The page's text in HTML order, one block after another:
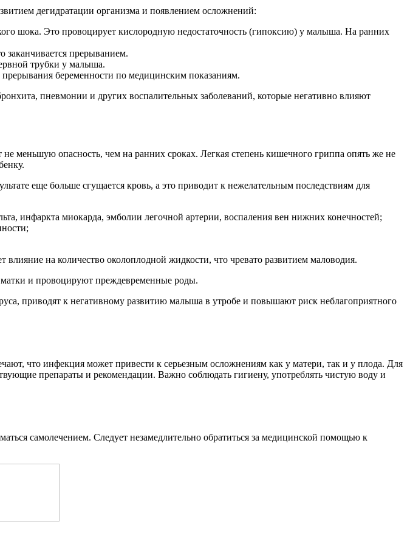
дегидратации организма и появлением осложнений:
шока. Это провоцирует кислородную недостаточность (гипоксию) у малыша. На ранних
заканчивается прерыванием.
трубки у малыша.
беременности по медицинским показаниям.
пневмонии и других воспалительных заболеваний, которые негативно влияют
меньшую опасность, чем на ранних сроках. Легкая степень кишечного гриппа опять же не
еще больше сгущается кровь, а это приводит к нежелательным последствиям для
инфаркта миокарда, эмболии легочной артерии, воспаления вен нижних конечностей;
на количество околоплодной жидкости, что чревато развитием маловодия.
и провоцируют преждевременные роды.
приводят к негативному развитию малыша в утробе и повышают риск неблагоприятного
что инфекция может привести к серьезным осложнениям как у матери, так и у плода. Для
препараты и рекомендации. Важно соблюдать гигиену, употреблять чистую воду и
самолечением. Следует незамедлительно обратиться за медицинской помощью к